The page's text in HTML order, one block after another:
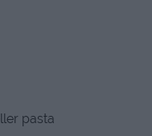
pasta